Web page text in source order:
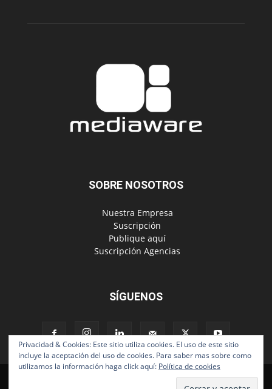
SOBRE NOSOTROS
‎ Nuestra Empresa
‎ Suscripción
‎ Publique aquí
‎ Suscripción Agencias
SÍGUENOS
Privacidad & Cookies: Este sitio utiliza cookies. El uso de este sitio
incluye la aceptación del uso de cookies. Para saber mas sobre como
utilizamos la información haga click aquí: Política de cookies